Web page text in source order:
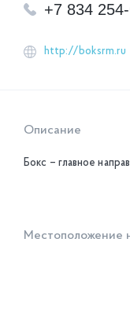
+7 834
http://boksrm.ru
Описание
Бокс – главное
Местоположение